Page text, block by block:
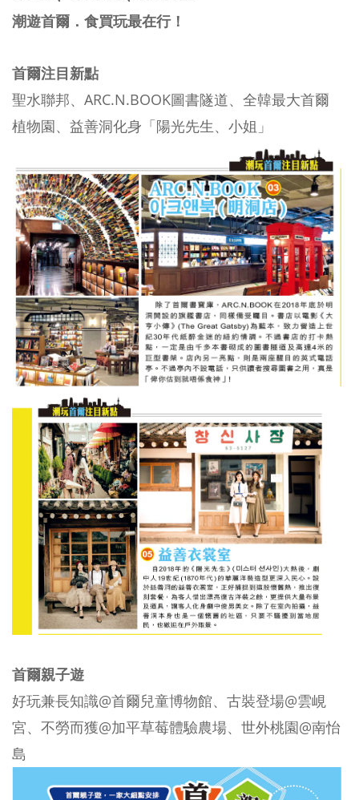
潮遊首爾．食買玩最在行！
首爾注目新點
聖水聯邦、ARC.N.BOOK圖書隧道、全韓最大首爾
植物園、益善洞化身「陽光先生、小姐」
首爾親子遊
好玩兼長知識@首爾兒童博物館、古裝登場@雲峴
宮、不勞而獲@加平草莓體驗農場、世外桃園@南怡
島